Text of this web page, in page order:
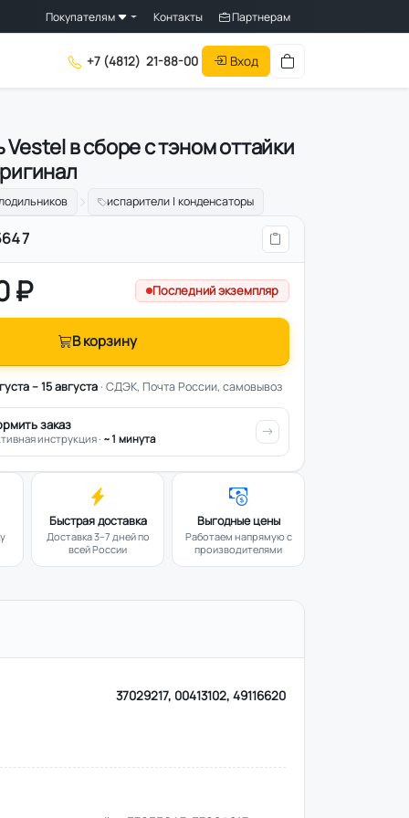
Покупателям Контакты Партнерам
+7 (4812) 21-88-00 Вход
в сборе с тэном оттайки
испарители | конденсаторы
₽ Последний экземпляр
В корзину
– 15 августа· СДЭК, Почта России, самовывоз
заказ
инструкция · ~1 минута
Быстрая доставка
Доставка 3–7 дней по
всей России
Выгодные цены
Работаем напрямую с
производителями
37029217, 00413102, 49116620